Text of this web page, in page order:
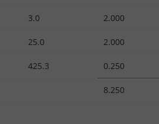
3.0 2.000
25.0 2.000
425.3 0.250
8.250